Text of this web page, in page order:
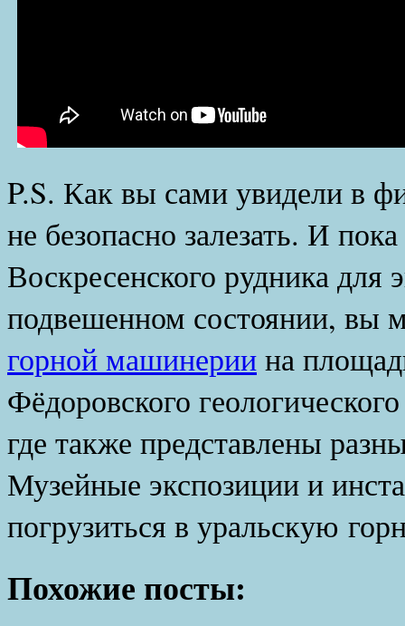
P.S. Как вы сами увидели в
не безопасно залезать. И
Воскресенского рудника для
подвешенном состоянии, вы
горной машинериина
Фёдоровского
где также представлены
Музейные экспозиции и
погрузиться в уральскую
Похожие посты: